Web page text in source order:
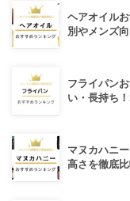
ヘアオイル
別やメンズ向
フライパン
い・長持ち
マヌカハニ
高さを徹底